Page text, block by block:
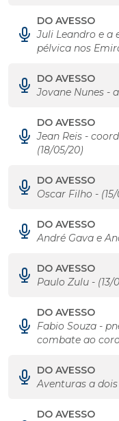
DO AVESSO
Juli Leandro e a
pélvica nos
DO AVESSO
Jovane Nunes -
DO AVESSO
Jean Reis -
(18/05/20)
DO AVESSO
Oscar Filho -
DO AVESSO
André Gava e
DO AVESSO
Paulo Zulu - (13/
DO AVESSO
Fabio Souza -
combate ao
DO AVESSO
Aventuras a dois
DO AVESSO